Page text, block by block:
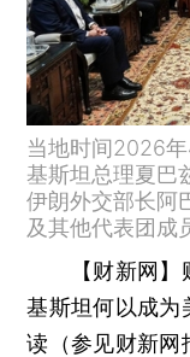
当地时间2026
基斯坦总理夏巴
伊朗外交部长阿
及其他代表团成
【财新网】
基斯坦何以成为
读（参见财新网